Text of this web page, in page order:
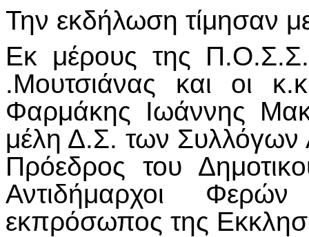
Την εκδήλωση τίμησαν
Εκ μέρους της
.Μουτσιάνας και οι
Φαρμάκης Ιωάννης
μέλη Δ.Σ. των Συλλόγων
Πρόεδρος του
Αντιδήμαρχοι
εκπρόσωπος της